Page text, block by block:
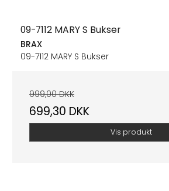
09-7112 MARY S Bukser
BRAX
09-7112 MARY S Bukser
999,00 DKK
699,30 DKK
Vis produkt